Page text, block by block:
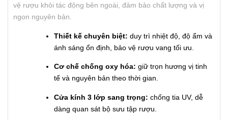
vệ rượu khỏi tác động bên ngoài, đảm bảo chất lượng và vị
ngon nguyên bản.
Thiết kế chuyên biệt: duy trì nhiệt độ, độ ẩm và
ánh sáng ổn định, bảo vệ rượu vang tối ưu.
Cơ chế chống oxy hóa: giữ trọn hương vị tinh
tế và nguyên bản theo thời gian.
Cửa kính 3 lớp sang trọng: chống tia UV, dễ
dàng quan sát bộ sưu tập rượu.